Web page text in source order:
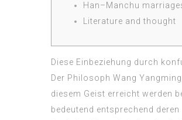
Han–Manchu
Literature and thought
Diese Einbeziehung durch
Der Philosoph Wang
diesem Geist erreicht werden
bedeutend entsprechend